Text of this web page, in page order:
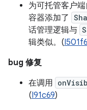
为可托管客户
容器添加了
话管理逻辑与
辑类似。(I501f6
bug 修复
在调用
(I91c69)